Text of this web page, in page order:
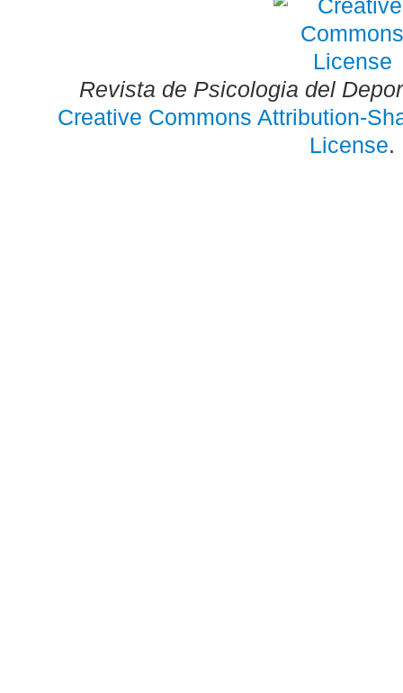
Revista de Psicologia del
Creative Commons Attribution-
License.